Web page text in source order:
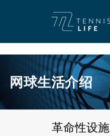
网球生活介绍
革命性设施